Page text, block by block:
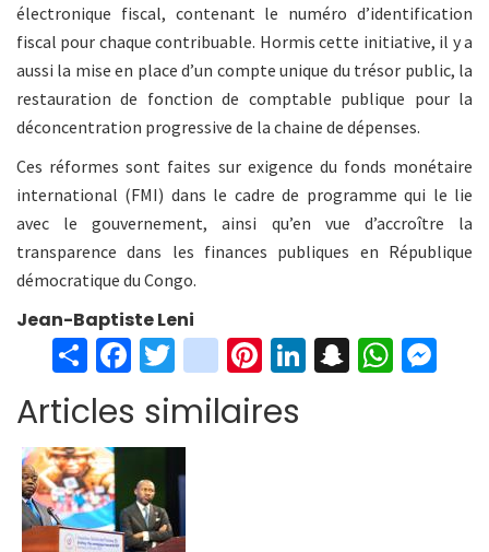
électronique fiscal, contenant le numéro d’identification
fiscal pour chaque contribuable. Hormis cette initiative, il y a
aussi la mise en place d’un compte unique du trésor public, la
restauration de fonction de comptable publique pour la
déconcentration progressive de la chaine de dépenses.
Ces réformes sont faites sur exigence du fonds monétaire
international (FMI) dans le cadre de programme qui le lie
avec le gouvernement, ainsi qu’en vue d’accroître la
transparence dans les finances publiques en République
démocratique du Congo.
Jean-Baptiste Leni
S
h
ar
e
Fa
ce
b
o
o
k
T
wi
tt
er
in
st
ag
Pi
er
Li S W
Articles similaires